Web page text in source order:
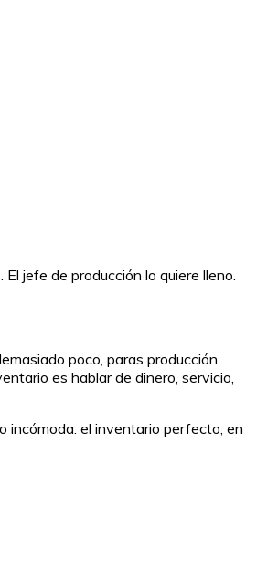
jefe de producción lo quiere lleno.
poco, paras producción,
es hablar de dinero, servicio,
incómoda: el inventario perfecto, en